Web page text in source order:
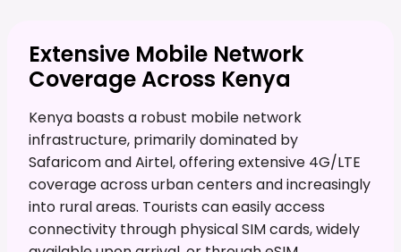
Extensive Mobile Network
Coverage Across Kenya
Kenya boasts a robust mobile network
infrastructure, primarily dominated by
Safaricom and Airtel, offering extensive 4G/LTE
coverage across urban centers and increasingly
into rural areas. Tourists can easily access
connectivity through physical SIM cards, widely